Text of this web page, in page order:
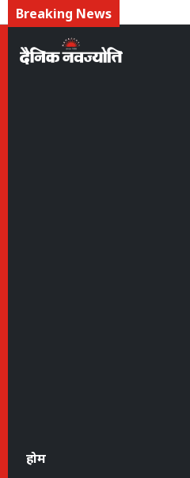
Breaking News
होम